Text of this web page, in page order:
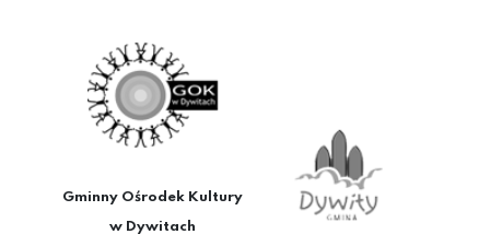
Gminny Ośrodek Kultury
w Dywitach